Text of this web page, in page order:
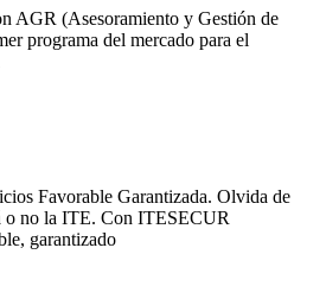
AGR (Asesoramiento y Gestión de
programa del mercado para el
Favorable Garantizada. Olvida de
o no la ITE. Con ITESECUR
garantizado